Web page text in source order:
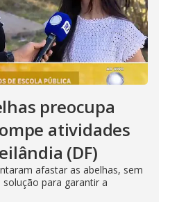
preocupa
atividades
(DF)
afastar as abelhas, sem
para garantir a